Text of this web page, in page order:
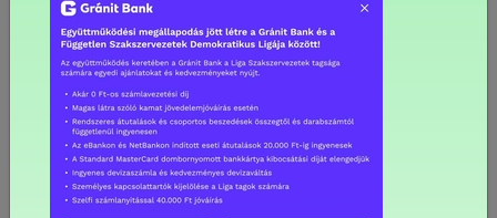
2020.09.16
Újabb FŐÉT munkacsoport
alakult